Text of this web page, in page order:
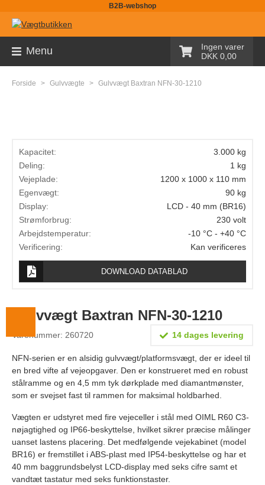
B2B-webshop
Menu
Ingen varer
DKK 0,00
Sortiment
Butiksvægte
Bordvægte
Gulvvægte
Laboratorievægte
Pakkevægte
Lægevægte
Vægtlodder
Outlet
Information
Om Vægtbutikken
Handelsbetingelser
Kontakt
Forside > Gulvvægte > Gulvvægt Baxtran NFN-30-1210
Kapacitet:
3.000 kg
Deling:
1 kg
Vejeplade:
1200 x 1000 x 110 mm
Egenvægt:
90 kg
Display:
LCD - 40 mm (BR16)
Strømforbrug:
230 volt
Arbejdstemperatur:
-10 °C - +40 °C
Verificering:
Kan verificeres
DOWNLOAD DATABLAD
Gulvvægt Baxtran NFN-30-1210
Varenummer: 260720 14 dages levering
NFN-serien er en alsidig gulvvægt/platformsvægt, der er ideel til
en bred vifte af vejeopgaver. Den er konstrueret med en robust
stålramme og en 4,5 mm tyk dørkplade med diamantmønster,
som er svejset fast til rammen for maksimal holdbarhed.
Vægten er udstyret med fire vejeceller i stål med OIML R60 C3-
nøjagtighed og IP66-beskyttelse, hvilket sikrer præcise målinger
uanset lastens placering. Det medfølgende vejekabinet (model
BR16) er fremstillet i ABS-plast med IP54-beskyttelse og har et
40 mm baggrundsbelyst LCD-display med seks cifre samt et
vandtæt tastatur med seks funktionstaster.